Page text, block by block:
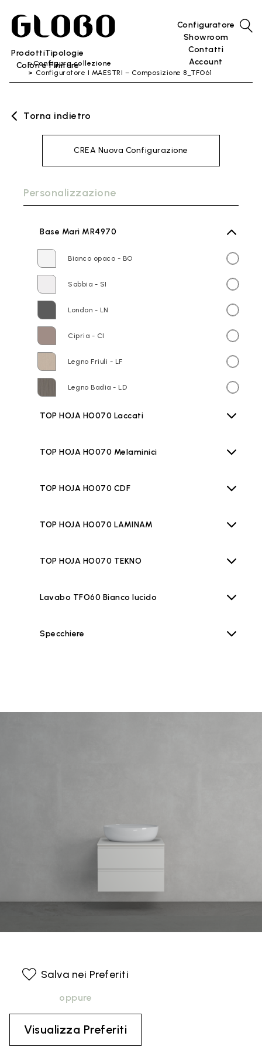
ProdottiTipologie
Colori e Finiture
Configuratore
Showroom
Contatti
Account
Configura collezione
Configuratore I MAESTRI – Composizione 8_TFO61
Torna indietro
CREA Nuova Configurazione
Personalizzazione
Base Marì MR4970
Bianco opaco - BO
Sabbia - SI
London - LN
Cipria - CI
Legno Friuli - LF
Legno Badia - LD
TOP HOJA HO070 Laccati
TOP HOJA HO070 Melaminici
TOP HOJA HO070 CDF
TOP HOJA HO070 LAMINAM
TOP HOJA HO070 TEKNO
Lavabo TFO60 Bianco lucido
Specchiere
Salva nei Preferiti
oppure
Visualizza Preferiti